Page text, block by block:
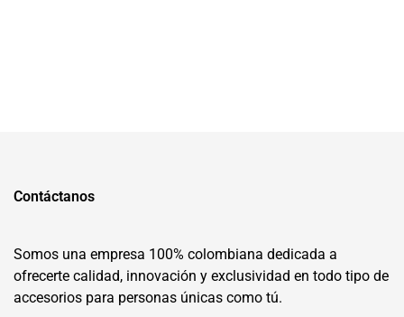
Contáctanos
Somos una empresa 100% colombiana dedicada a
ofrecerte calidad, innovación y exclusividad en todo tipo de
accesorios para personas únicas como tú.